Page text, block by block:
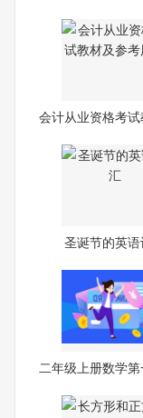
会计从业资格考
圣诞节的英语
二年级上册数学